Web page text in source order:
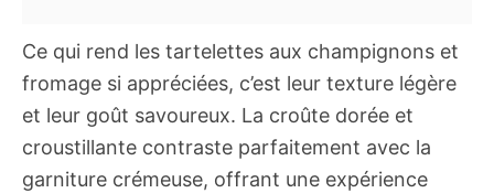
Ce qui rend les tartelettes aux champignons et
fromage si appréciées, c’est leur texture légère
et leur goût savoureux. La croûte dorée et
croustillante contraste parfaitement avec la
garniture crémeuse, offrant une expérience